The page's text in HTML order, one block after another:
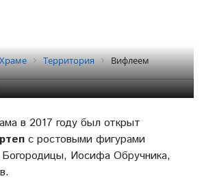
Территория Вифлеем
в 2017 году был открыт
с ростовыми фигурами
Иосифа Обручника,